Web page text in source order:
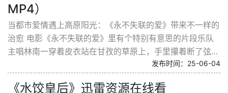
MP4）
当都市爱情遇上高原阳光：《永不失联的爱》带来不一样的
治愈 电影《永不失联的爱》里有个特别有意思的片段乐队
主唱林南一穿着皮衣站在甘孜的草原上，手里攥着断了弦的
吉他，整个人都透着股格格不入的狼狈。这个从北京来...
发布时间：25-06-04
《水饺皇后》迅雷资源在线看